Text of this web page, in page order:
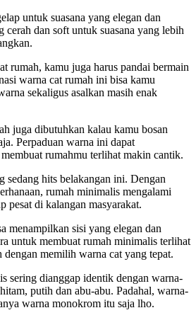
untuk suasana yang elegan dan
cerah dan soft untuk suasana yang lebih
rumah, kamu juga harus pandai bermain
warna cat rumah ini bisa kamu
sekaligus asalkan masih enak
juga dibutuhkan kalau kamu bosan
Perpaduan warna ini dapat
rumahmu terlihat makin cantik.
sedang hits belakangan ini. Dengan
rumah minimalis mengalami
pesat di kalangan masyarakat.
menampilkan sisi yang elegan dan
untuk membuat rumah minimalis terlihat
dengan memilih warna cat yang tepat.
sering dianggap identik dengan warna-
putih dan abu-abu. Padahal, warna-
warna monokrom itu saja lho.